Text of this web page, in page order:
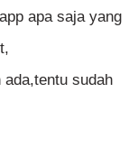
apa saja yang
sudah